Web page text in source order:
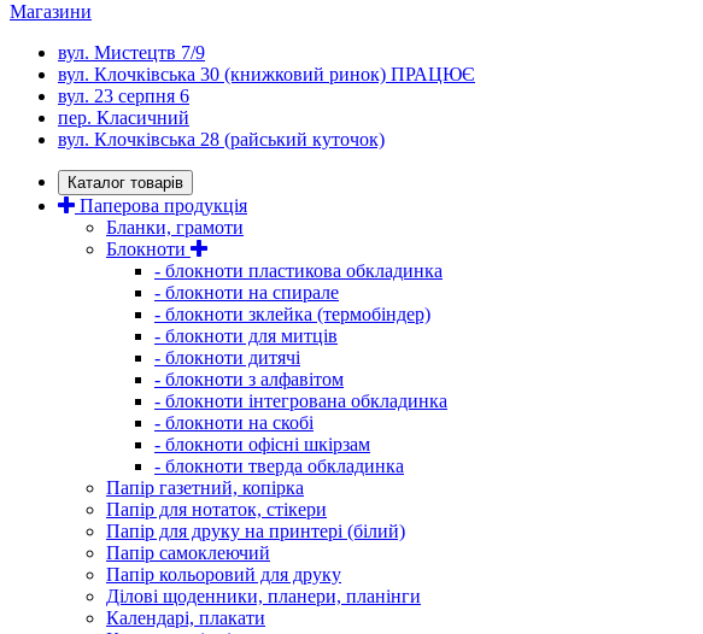
Магазини
вул. Мистецтв 7/9
вул. Клочківська 30 (книжковий ринок) ПРАЦЮЄ
вул. 23 серпня 6
пер. Класичний
вул. Клочківська 28 (райський куточок)
Каталог товарів
Паперова продукція
Бланки, грамоти
Блокноти
- блокноти пластикова обкладинка
- блокноти на спирале
- блокноти зклейка (термобіндер)
- блокноти для митців
- блокноти дитячі
- блокноти з алфавітом
- блокноти інтегрована обкладинка
- блокноти на скобі
- блокноти офісні шкірзам
- блокноти тверда обкладинка
Папір газетний, копірка
Папір для нотаток, стікери
Папір для друку на принтері (білий)
Папір самоклеючий
Папір кольоровий для друку
Ділові щоденники, планери, планінги
Календарі, плакати